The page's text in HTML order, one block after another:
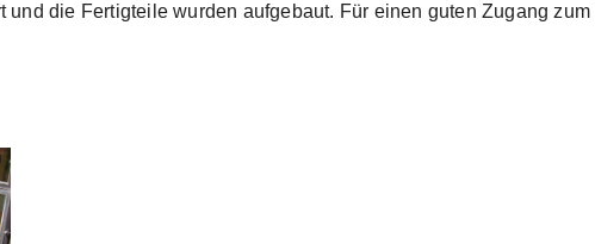
die Fertigteile wurden aufgebaut. Für einen guten Zugang